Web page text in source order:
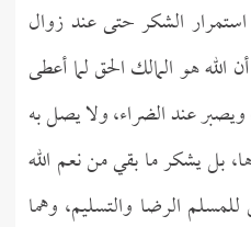
استمرار الشكر حتى عند زوال
هو المالك الحق لما أعطى
عند الضراء، ولا يصل به
بل يشكر ما بقي من نعم الله
الرضا والتسليم، وهما